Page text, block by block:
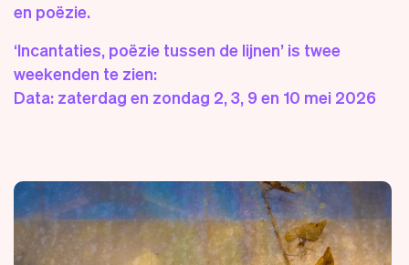
en poëzie.
‘Incantaties, poëzie tussen de lijnen’ is twee
weekenden te zien:
Data: zaterdag en zondag 2, 3, 9 en 10 mei 2026